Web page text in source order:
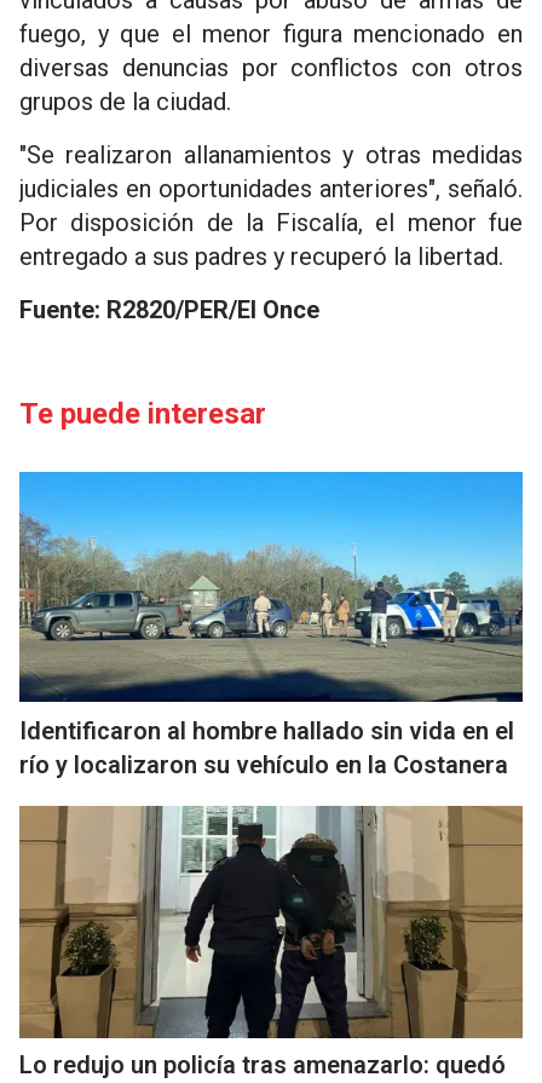
fuego, y que el menor figura mencionado en
diversas denuncias por conflictos con otros
grupos de la ciudad.
"Se realizaron allanamientos y otras medidas
judiciales en oportunidades anteriores", señaló.
Por disposición de la Fiscalía, el menor fue
entregado a sus padres y recuperó la libertad.
Fuente: R2820/PER/El Once
Te puede interesar
Identificaron al hombre hallado sin vida en el
río y localizaron su vehículo en la Costanera
Lo redujo un policía tras amenazarlo: quedó